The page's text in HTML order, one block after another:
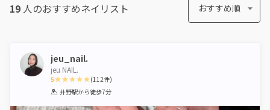
19 人のおすすめネイリスト おすすめ順
jeu_nail.
jeu NAIL.
5
1 2 3 4 5
(112件)
井野駅から徒歩7分